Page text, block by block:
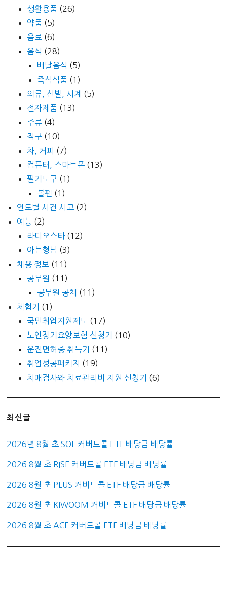
생활용품 (26)
약품 (5)
음료 (6)
음식 (28)
배달음식 (5)
즉석식품 (1)
의류, 신발, 시계 (5)
전자제품 (13)
주류 (4)
직구 (10)
차, 커피 (7)
컴퓨터, 스마트폰 (13)
필기도구 (1)
볼펜 (1)
연도별 사건 사고 (2)
예능 (2)
라디오스타(12)
아는형님 (3)
채용 정보 (11)
공무원 (11)
공무원 공채 (11)
체험기
(1)
국민취업지원제도 (17)
노인장기요양보험 신청기
(10)
운전면허증 취득기
(11)
취업성공패키지
(19)
치매검사와 치료관리비 지원 신청기
(6)
최신글
2026년 8월 초 SOL 커버드콜 ETF 배당금 배당률
2026 8월 초 RISE 커버드콜 ETF 배당금 배당률
2026 8월 초 PLUS 커버드콜 ETF 배당금 배당률
2026 8월 초 KIWOOM 커버드콜 ETF 배당금 배당률
2026 8월 초 ACE 커버드콜 ETF 배당금 배당률